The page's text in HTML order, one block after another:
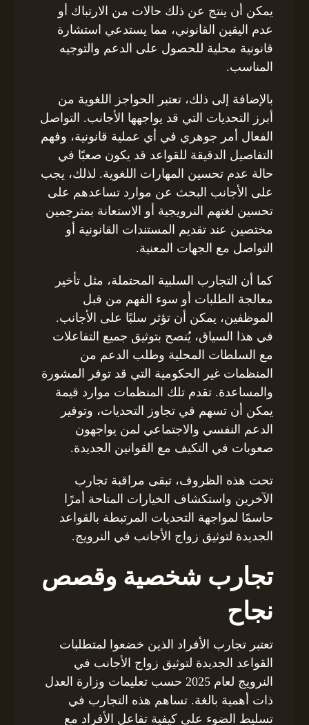
يمكن أن ينتج عن ذلك حالات من الارتباك أو
عدم اليقين القانوني، مما يستدعي استشارة
قانونية محلية للحصول على الدعم والتوجيه
المناسب.
بالإضافة إلى ذلك، تعتبر الحواجز اللغوية من
أبرز التحديات التي قد يواجهها الأجانب. التواصل
الفعال أمر جوهري في أي عملية قانونية، وفهم
التفاصيل الدقيقة للقواعد قد يكون صعبًا في
حالة عدم تحسين المهارات اللغوية. لذلك، يجب
على الأجانب البحث عن موارد تساعدهم على
تحسين لغتهم النرويجية أو الاستعانة بمترجمين
مختصين عند تقديم المستندات القانونية أو
التواصل مع الجهات المعنية.
كما أن التجارب السلبية المحتملة، مثل تأخير
معالجة الطلبات أو سوء الفهم من قبل
الموظفين، يمكن أن تؤثر سلبًا على الأجانب.
في هذا السياق، يُنصح بتوثيق جميع التفاعلات
مع السلطات المحلية وطلب الدعم من
المنظمات غير الحكومية التي قد توفر المشورة
والمساعدة. تقدم تلك المنظمات موارد قيمة
يمكن أن تسهم في تجاوز التحديات، وتوفير
الدعم النفسي والاجتماعي لمن يواجهون
صعوبات في التكيف مع القوانين الجديدة.
تحت هذه الظروف، تبقى مراقبة تجارب
الآخرين واستكشاف الخيارات المتاحة أمرًا
حاسمًا لمواجهة التحديات المرتبطة بالقواعد
الجديدة لتوثيق زواج الأجانب في النرويج.
تجارب شخصية وقصص
نجاح
تعتبر تجارب الأفراد الذين خضعوا لمتطلبات
القواعد الجديدة لتوثيق زواج الأجانب في
النرويج لعام 2025 حسب تعليمات وزارة العدل
ذات أهمية بالغة. تساهم هذه التجارب في
تسليط الضوء على كيفية تفاعل الأفراد مع